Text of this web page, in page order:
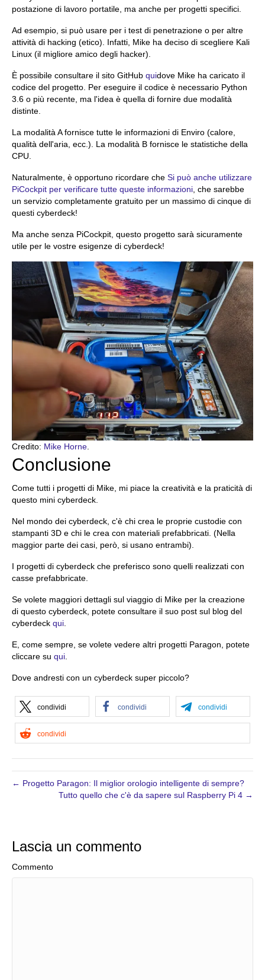
postazione di lavoro portatile, ma anche per progetti specifici.
Ad esempio, si può usare per i test di penetrazione o per altre
attività di hacking (etico). Infatti, Mike ha deciso di scegliere Kali
Linux (il migliore amico degli hacker).
È possibile consultare il sito GitHub quidove Mike ha caricato il
codice del progetto. Per eseguire il codice è necessario Python
3.6 o più recente, ma l'idea è quella di fornire due modalità
distinte.
La modalità A fornisce tutte le informazioni di Enviro (calore,
qualità dell'aria, ecc.). La modalità B fornisce le statistiche della
CPU.
Naturalmente, è opportuno ricordare che Si può anche utilizzare
PiCockpit per verificare tutte queste informazioni, che sarebbe
un servizio completamente gratuito per un massimo di cinque di
questi cyberdeck!
Ma anche senza PiCockpit, questo progetto sarà sicuramente
utile per le vostre esigenze di cyberdeck!
Credito: Mike Horne.
Conclusione
Come tutti i progetti di Mike, mi piace la creatività e la praticità di
questo mini cyberdeck.
Nel mondo dei cyberdeck, c'è chi crea le proprie custodie con
stampanti 3D e chi le crea con materiali prefabbricati. (Nella
maggior parte dei casi, però, si usano entrambi).
I progetti di cyberdeck che preferisco sono quelli realizzati con
casse prefabbricate.
Se volete maggiori dettagli sul viaggio di Mike per la creazione
di questo cyberdeck, potete consultare il suo post sul blog del
cyberdeck qui.
E, come sempre, se volete vedere altri progetti Paragon, potete
cliccare su qui.
Dove andresti con un cyberdeck super piccolo?
condividi condividi condividi
condividi
← Progetto Paragon: Il miglior orologio intelligente di sempre?
Tutto quello che c'è da sapere sul Raspberry Pi 4 →
Lascia un commento
Commento